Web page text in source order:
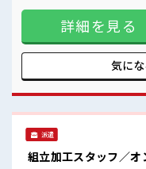
制服無料貸与！
おいしい食堂/ロッカー/休
≪こんな方にオ
方。 ・高収入で
方。 ≪残業多め
ススメ。 残業
≫ 制服があるので
《20代～40代
ャンス！ 制服
備！
詳細を見る
気に
派遣
組立加工スタッフ／オ